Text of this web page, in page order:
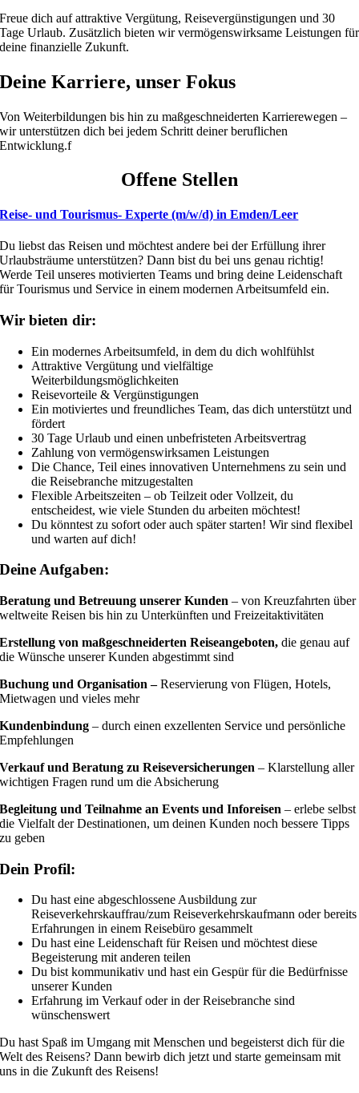
Freue dich auf attraktive Vergütung, Reisevergünstigungen und 30
Tage Urlaub. Zusätzlich bieten wir vermögenswirksame Leistungen für
deine finanzielle Zukunft.
Deine Karriere, unser Fokus
Von Weiterbildungen bis hin zu maßgeschneiderten Karrierewegen –
wir unterstützen dich bei jedem Schritt deiner beruflichen
Entwicklung.f
Offene Stellen
Reise- und Tourismus- Experte (m/w/d) in Emden/Leer
Du liebst das Reisen und möchtest andere bei der Erfüllung ihrer
Urlaubsträume unterstützen? Dann bist du bei uns genau richtig!
Werde Teil unseres motivierten Teams und bring deine Leidenschaft
für Tourismus und Service in einem modernen Arbeitsumfeld ein.
Wir bieten dir:
Ein modernes Arbeitsumfeld, in dem du dich wohlfühlst
Attraktive Vergütung und vielfältige
Weiterbildungsmöglichkeiten
Reisevorteile & Vergünstigungen
Ein motiviertes und freundliches Team, das dich unterstützt und
fördert
30 Tage Urlaub und einen unbefristeten Arbeitsvertrag
Zahlung von vermögenswirksamen Leistungen
Die Chance, Teil eines innovativen Unternehmens zu sein und
die Reisebranche mitzugestalten
Flexible Arbeitszeiten – ob Teilzeit oder Vollzeit, du
entscheidest, wie viele Stunden du arbeiten möchtest!
Du könntest zu sofort oder auch später starten! Wir sind flexibel
und warten auf dich!
Deine Aufgaben:
Beratung und Betreuung unserer Kunden – von Kreuzfahrten über
weltweite Reisen bis hin zu Unterkünften und Freizeitaktivitäten
Erstellung von maßgeschneiderten Reiseangeboten, die genau auf
die Wünsche unserer Kunden abgestimmt sind
Buchung und Organisation –Reservierung von Flügen, Hotels,
Mietwagen und vieles mehr
Kundenbindung – durch einen exzellenten Service und persönliche
Empfehlungen
Verkauf und Beratung zu Reiseversicherungen – Klarstellung aller
wichtigen Fragen rund um die Absicherung
Begleitung und Teilnahme an Events und Inforeisen – erlebe selbst
die Vielfalt der Destinationen, um deinen Kunden noch bessere Tipps
zu geben
Dein Profil:
Du hast eine abgeschlossene Ausbildung zur
Reiseverkehrskauffrau/zum Reiseverkehrskaufmann oder bereits
Erfahrungen in einem Reisebüro gesammelt
Du hast eine Leidenschaft für Reisen und möchtest diese
Begeisterung mit anderen teilen
Du bist kommunikativ und hast ein Gespür für die Bedürfnisse
unserer Kunden
Erfahrung im Verkauf oder in der Reisebranche sind
wünschenswert
Du hast Spaß im Umgang mit Menschen und begeisterst dich für die
Welt des Reisens? Dann bewirb dich jetzt und starte gemeinsam mit
uns in die Zukunft des Reisens!